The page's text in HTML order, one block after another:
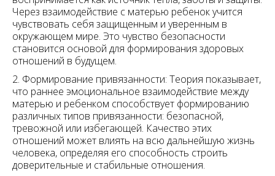
Через взаимодействие с матерью ребенок учится
чувствовать себя защищенным и уверенным в
окружающем мире. Это чувство безопасности
становится основой для формирования здоровых
отношений в будущем.
2. Формирование привязанности: Теория показывает,
что раннее эмоциональное взаимодействие между
матерью и ребенком способствует формированию
различных типов привязанности: безопасной,
тревожной или избегающей. Качество этих
отношений может влиять на всю дальнейшую жизнь
человека, определяя его способность строить
доверительные и стабильные отношения.